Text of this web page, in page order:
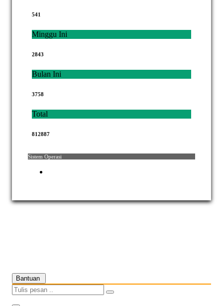
541
Minggu Ini
2843
Bulan Ini
3758
Total
812887
Sistem Operasi
Bantuan